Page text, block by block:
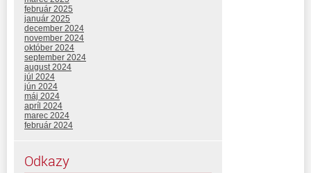
február 2025
január 2025
december 2024
november 2024
október 2024
september 2024
august 2024
júl 2024
jún 2024
máj 2024
apríl 2024
marec 2024
február 2024
Odkazy